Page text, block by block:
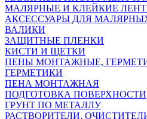
МАЛЯРНЫЕ И КЛЕЙКИЕ
АКСЕССУАРЫ ДЛЯ
ВАЛИКИ
ЗАЩИТНЫЕ ПЛЕНКИ
КИСТИ И ЩЕТКИ
ПЕНЫ МОНТАЖНЫЕ,
ГЕРМЕТИКИ
ПЕНА МОНТАЖНАЯ
ПОДГОТОВКА ПОВЕРХНОСТИ
ГРУНТ ПО МЕТАЛЛУ
РАСТВОРИТЕЛИ,